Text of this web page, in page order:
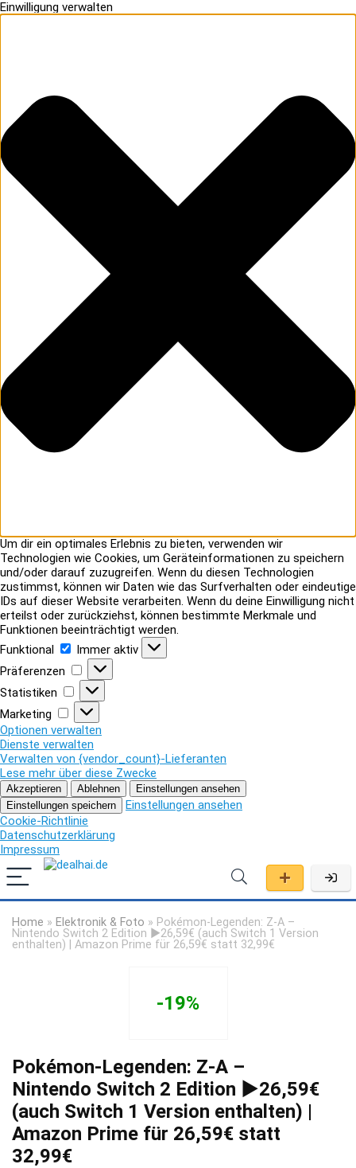
Einwilligung verwalten
Um dir ein optimales Erlebnis zu bieten, verwenden wir
Technologien wie Cookies, um Geräteinformationen zu speichern
und/oder darauf zuzugreifen. Wenn du diesen Technologien
zustimmst, können wir Daten wie das Surfverhalten oder eindeutige
IDs auf dieser Website verarbeiten. Wenn du deine Einwilligung nicht
erteilst oder zurückziehst, können bestimmte Merkmale und
Funktionen beeinträchtigt werden.
Funktional
Funktional
Immer aktiv
Präferenzen
Präferenzen
Statistiken
Statistiken
Marketing
Marketing
Optionen verwalten
Dienste verwalten
Verwalten von {vendor_count}-Lieferanten
Lese mehr über diese Zwecke
Akzeptieren Ablehnen
Einstellungen ansehen
Einstellungen speichern
Einstellungen ansehen
Cookie-Richtlinie
Datenschutzerklärung
Impressum
Home » Elektronik & Foto » Pokémon-Legenden: Z-A –
Nintendo Switch 2 Edition ►26,59€ (auch Switch 1 Version
enthalten) | Amazon Prime für 26,59€ statt 32,99€
-19%
Pokémon-Legenden: Z-A –
Nintendo Switch 2 Edition ►26,59€
(auch Switch 1 Version enthalten) |
Amazon Prime für 26,59€ statt
32,99€